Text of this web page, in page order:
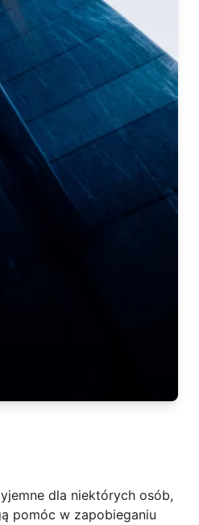
dla niektórych osób,
pomóc w zapobieganiu